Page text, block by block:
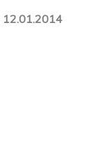
12.01.2014